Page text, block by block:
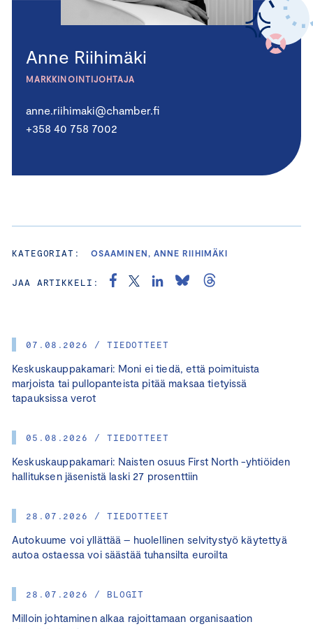
07.08.2026 / TIEDOTTEET
Keskuskauppakamari: Moni ei tiedä, että poimituista
marjoista tai pullopanteista pitää maksaa tietyissä
tapauksissa verot
05.08.2026 / TIEDOTTEET
Keskuskauppakamari: Naisten osuus First North -yhtiöiden
hallituksen jäsenistä laski 27 prosenttiin
28.07.2026 / TIEDOTTEET
Autokuume voi yllättää – huolellinen selvitystyö käytettyä
autoa ostaessa voi säästää tuhansilta euroilta
28.07.2026 / BLOGIT
Milloin johtaminen alkaa rajoittamaan organisaation
Anne Riihimäki
MARKKINOINTIJOHTAJA
anne.riihimaki@chamber.fi
+358 40 758 7002
KATEGORIAT: OSAAMINEN, ANNE RIIHIMÄKI
JAA ARTIKKELI: